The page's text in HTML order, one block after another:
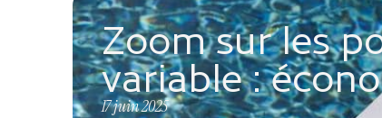
Zoom sur les
variable :
17 juin 2025